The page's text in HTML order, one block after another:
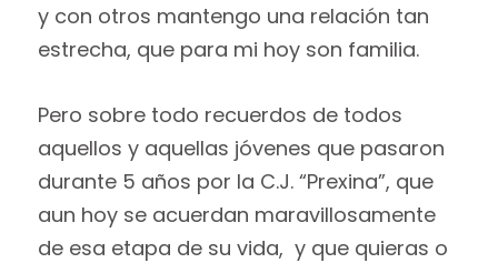
y con otros mantengo una relación tan
estrecha, que para mi hoy son familia.
Pero sobre todo recuerdos de todos
aquellos y aquellas jóvenes que pasaron
durante 5 años por la C.J. “Prexina”, que
aun hoy se acuerdan maravillosamente
de esa etapa de su vida, y que quieras o